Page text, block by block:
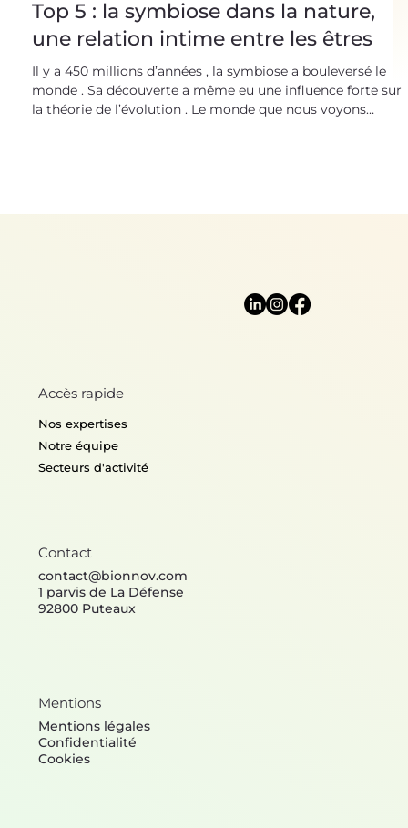
Top 5 : la symbiose dans la nature,
une relation intime entre les êtres
Il y a 450 millions d’années , la symbiose a bouleversé le
monde . Sa découverte a même eu une influence forte sur
la théorie de l’évolution . Le monde que nous voyons
se déroule tous les jours , tout autour de nous dans les
compétition La symbiose est un phénomène très
Accès rapide
Nos expertises
Notre équipe
Secteurs d'activité
Contact
contact@bionnov.com
1 parvis de La Défense
92800 Puteaux
Mentions
Mentions légales
Confidentialité
Cookies